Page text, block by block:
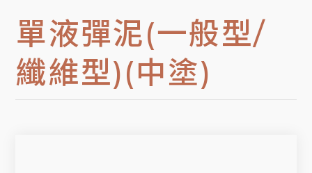
單液彈泥(一般型/
纖維型)(中塗)